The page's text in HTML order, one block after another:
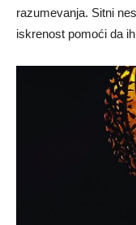
razumevanja. Sitni
iskrenost pomoći da